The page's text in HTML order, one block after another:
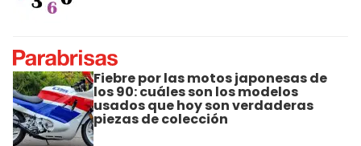
Fiebre por las motos japonesas de
los 90: cuáles son los modelos
usados que hoy son verdaderas
piezas de colección